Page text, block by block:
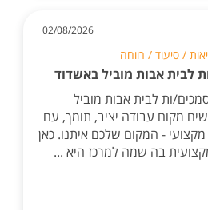
02/08/2026
/ סיעוד / רווחה
לבית אבות מוביל באשדוד
ות לבית אבות מוביל
מקום עבודה יציב, תומך, עם
מקצועי - המקום שלכם איתנו. כאן
בה שמה למרכז היא ...